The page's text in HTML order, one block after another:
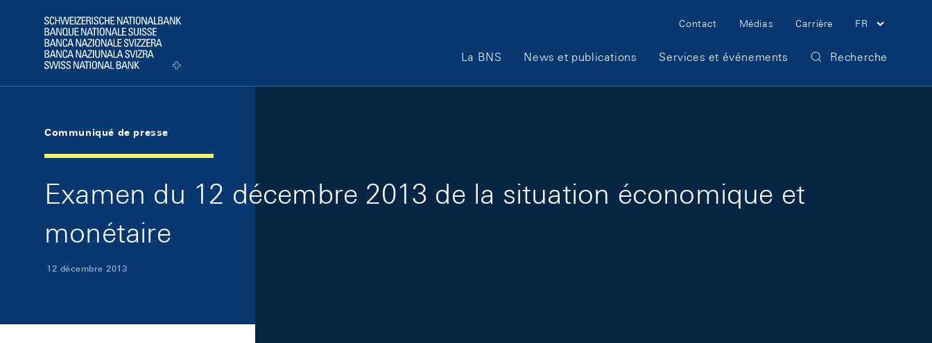
Logo
Meta Navigation
Contact Médias Carrière FR
Main Navigation
La BNS News et publications Services et événements Recherche
Communiqué de presse
Examen du 12 décembre 2013 de la situation économique et
monétaire
12 décembre 2013